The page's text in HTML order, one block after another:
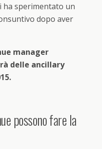
sperimentato un
dopo aver
manager
delle ancillary
possono fare la